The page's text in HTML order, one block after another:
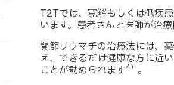
T2Tでは、寛解もしくは低疾
います。患者さんと医師が治
関節リウマチの治療法には、
え、できるだけ健康な方に近
ことが勧められます4） 。